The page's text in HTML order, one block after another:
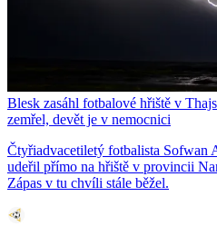
Blesk zasáhl fotbalové hřiště v
zemřel, devět je v nemocnici
Čtyřiadvacetiletý fotbalista Sofwan
udeřil přímo na hřiště v provincii
Zápas v tu chvíli stále běžel.